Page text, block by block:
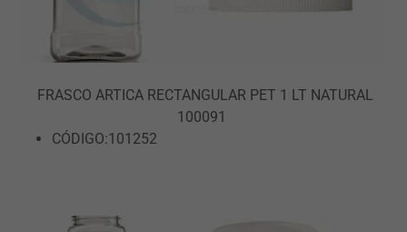
FRASCO ARTICA RECTANGULAR PET 1 LT NATURAL
100091
CÓDIGO:101252